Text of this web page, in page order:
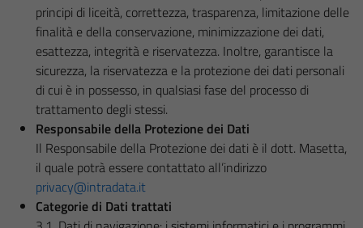
principi di liceità, correttezza, trasparenza, limitazione delle
finalità e della conservazione, minimizzazione dei dati,
esattezza, integrità e riservatezza. Inoltre, garantisce la
sicurezza, la riservatezza e la protezione dei dati personali
di cui è in possesso, in qualsiasi fase del processo di
trattamento degli stessi.
Responsabile della Protezione dei Dati
Il Responsabile della Protezione dei dati è il dott. Masetta,
il quale potrà essere contattato all’indirizzo
privacy@intradata.it
Categorie di Dati trattati